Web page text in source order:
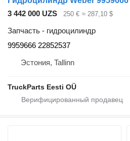
3 442 000 UZS 250 € ≈ 287,10 $
Запчасть - гидроцилиндр
9959666 22852537
Эстония, Tallinn
TruckParts Eesti OÜ